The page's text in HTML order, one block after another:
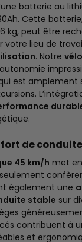
batterie au
Cette
kg, peut être
votre lieu de
. Notre
est amplement
de conduite
45 km/h met
également une
stable sur
contribuent à
et